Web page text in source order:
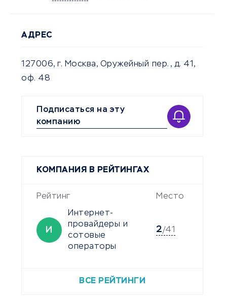
АДРЕС
127006, г. Москва, Оружейный пер., д. 41,
оф. 48
Подписаться на эту
компанию
КОМПАНИЯ В РЕЙТИНГАХ
Рейтинг Место
И
Интернет-
провайдеры и
сотовые
операторы
2/41
ВСЕ РЕЙТИНГИ